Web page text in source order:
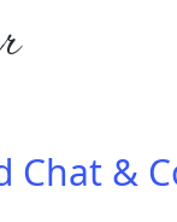
Chat &